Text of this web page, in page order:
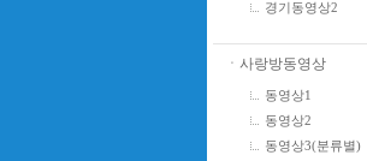
경기동영상2
ㆍ사랑방동영상
동영상1
동영상2
동영상3(분류별)